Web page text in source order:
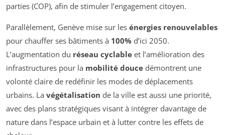
parties (COP), afin de stimuler l’engagement citoyen.
Parallèlement, Genève mise sur les énergies renouvelables
pour chauffer ses bâtiments à 100% d’ici 2050.
L’augmentation du réseau cyclable et l’amélioration des
infrastructures pour la mobilité douce démontrent une
volonté claire de redéfinir les modes de déplacements
urbains. La végétalisation de la ville est aussi une priorité,
avec des plans stratégiques visant à intégrer davantage de
nature dans l’espace urbain et à lutter contre les effets de